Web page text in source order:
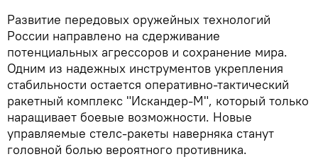
Развитие передовых оружейных технологий
России направлено на сдерживание
потенциальных агрессоров и сохранение мира.
Одним из надежных инструментов укрепления
стабильности остается оперативно-тактический
ракетный комплекс "Искандер-М", который только
наращивает боевые возможности. Новые
управляемые стелс-ракеты наверняка станут
головной болью вероятного противника.